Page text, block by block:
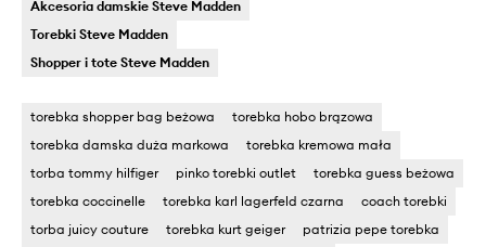
Akcesoria damskie Steve Madden
Torebki Steve Madden
Shopper i tote Steve Madden
torebka shopper bag beżowa
torebka hobo brązowa
torebka damska duża markowa
torebka kremowa mała
torba tommy hilfiger
pinko torebki outlet
torebka guess beżowa
torebka coccinelle
torebka karl lagerfeld czarna
coach torebki
torba juicy couture
torebka kurt geiger
patrizia pepe torebka